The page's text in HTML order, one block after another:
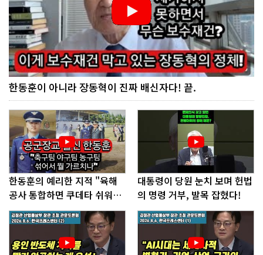
한동훈이 아니라 장동혁이 진짜 배신자다! 끝.
한동훈의 예리한 지적 "육해
공사 통합하면 쿠데타 쉬워진
다"
대통령이 당원 눈치 보며 헌법
의 명령 거부, 발목 잡혔다!